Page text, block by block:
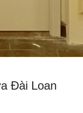
Đài Loan